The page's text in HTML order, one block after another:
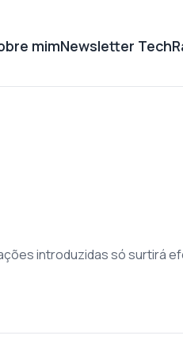
mimNewsletter
introduzidas só surtirá